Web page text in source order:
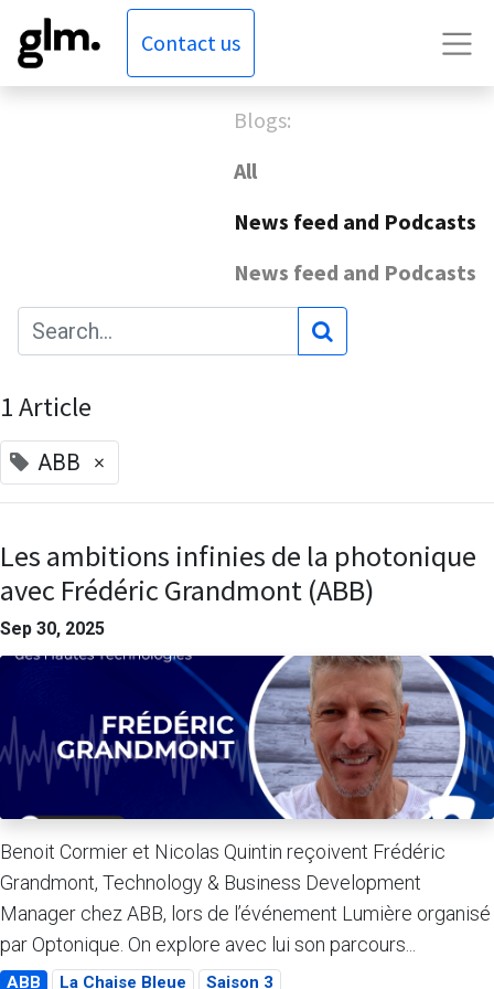
Contact us
Blogs:
All
News feed and Podcasts
News feed and Podcasts
1 Article
ABB ×
Les ambitions infinies de la photonique
avec Frédéric Grandmont (ABB)
Sep 30, 2025
Benoit Cormier et Nicolas Quintin reçoivent Frédéric
Grandmont, Technology & Business Development
Manager chez ABB, lors de l’événement Lumière organisé
par Optonique. On explore avec lui son parcours...
ABB La Chaise Bleue Saison 3